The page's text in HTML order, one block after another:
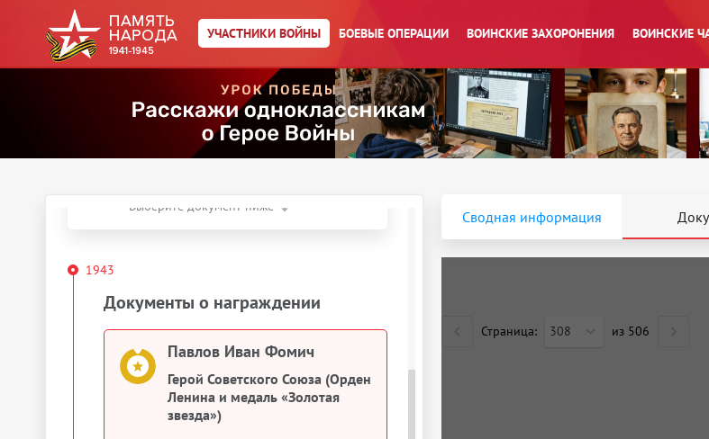
УЧАСТНИКИ ВОЙНЫ БОЕВЫЕ ОПЕРАЦИИ ВОИНСКИЕ ЗАХОРОНЕНИЯ ВОИНСКИЕ
Главная страница/
Павлов Иван Фомич
Действия
Скачать документы
Выберите документ ниже
1943
Документы о награждении
Павлов Иван Фомич
Герой Советского Союза (Орден
Ленина и медаль «Золотая
звезда»)
Сводная информация
Страница: 308 из 506